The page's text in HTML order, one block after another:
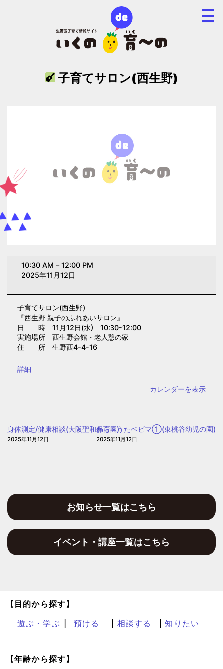
子育てサロン(西生野)
10:30 AM –12:00 PM
2025年11月12日
子育てサロン(西生野)
『西生野 親子のふれあいサロン』
日 時 11月12日(水) 10:30-12:00
実施場所 西生野会館・老人憩の家
住 所 生野西4-4-16
{title}
詳細
カレンダーを表示
身体測定/健康相談(大阪聖和保育園)
2025年11月12日
わらべうたベビマ①(東桃谷幼児の園)
2025年11月12日
お知らせ一覧はこちら
イベント・講座一覧はこちら
【目的から探す】
遊ぶ・学ぶ 預ける 相談する 知りたい
【年齢から探す】